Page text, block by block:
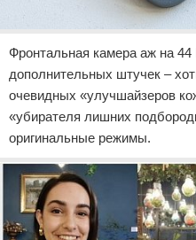
Фронтальная камера аж на
дополнительных штучек –
очевидных «улучшайзеров
«убирателя лишних
оригинальные режимы.